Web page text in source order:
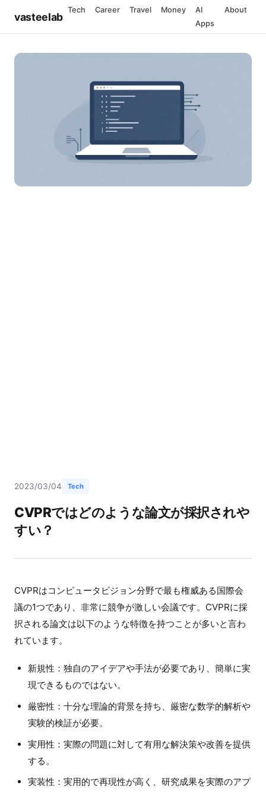
vasteelab
Tech Career Travel Money
AI
Apps
About
2023/03/04 Tech
CVPRではどのような論文が採択されや
すい？
CVPRはコンピュータビジョン分野で最も権威ある国際会
議の1つであり、非常に競争が激しい会議です。CVPRに採
択される論文は以下のような特徴を持つことが多いと言わ
れています。
新規性：独自のアイデアや手法が必要であり、簡単に実
現できるものではない。
厳密性：十分な理論的背景を持ち、厳密な数学的解析や
実験的検証が必要。
実用性：実際の問題に対して有用な解決策や改善を提供
する。
実装性：実用的で再現性が高く、研究成果を実際のアプ